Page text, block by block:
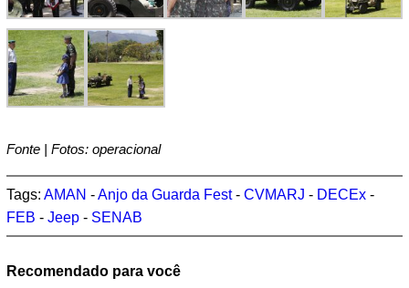
Fonte | Fotos: operacional
Tags: AMAN -Anjo da Guarda Fest- CVMARJ - DECEx -
FEB - Jeep - SENAB
Recomendado para você